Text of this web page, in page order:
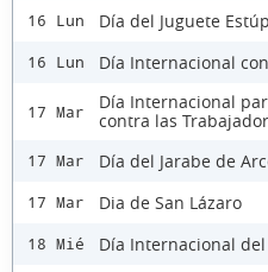
16 Lun Día del Juguete
16 Lun Día Internacional
17 Mar
Día Internacional
contra las
17 Mar Día del Jarabe de
17 Mar Dia de San Lázaro
18 Mié Día Internacional